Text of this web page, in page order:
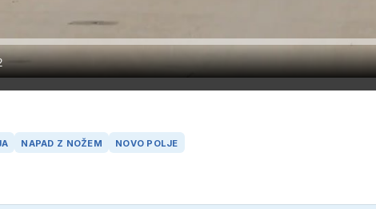
NAPAD Z NOŽEM NOVO POLJE